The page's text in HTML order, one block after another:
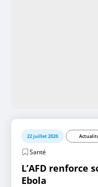
22 juillet 2026
Santé
L’AFD renforce
Ebola